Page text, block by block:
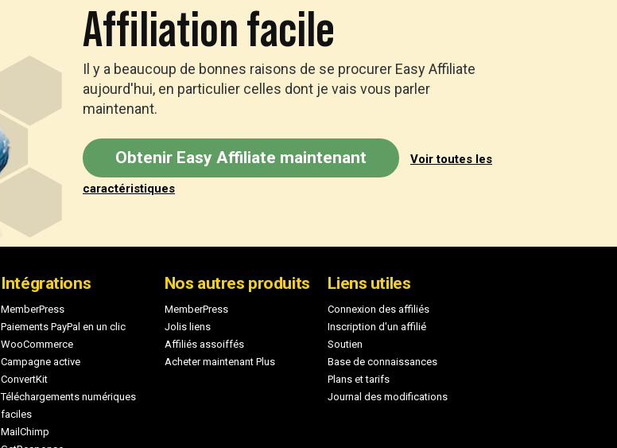
Affiliation facile
Il y a beaucoup de bonnes raisons de se procurer Easy Affiliate
aujourd'hui, en particulier celles dont je vais vous parler
maintenant.
Obtenir Easy Affiliate maintenant Voir toutes les
caractéristiques
Intégrations
MemberPress
Paiements PayPal en un clic
WooCommerce
Campagne active
ConvertKit
Téléchargements numériques
faciles
MailChimp
Nos autres produits
MemberPress
Jolis liens
Affiliés assoiffés
Acheter maintenant Plus
Liens utiles
Connexion des affiliés
Inscription d'un affilié
Soutien
Base de connaissances
Plans et tarifs
Journal des modifications